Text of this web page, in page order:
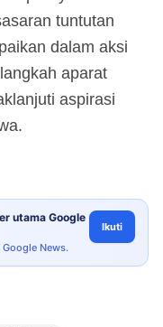
tuntutan
dalam aksi
aparat
aspirasi
utama Google
News.
Ikuti